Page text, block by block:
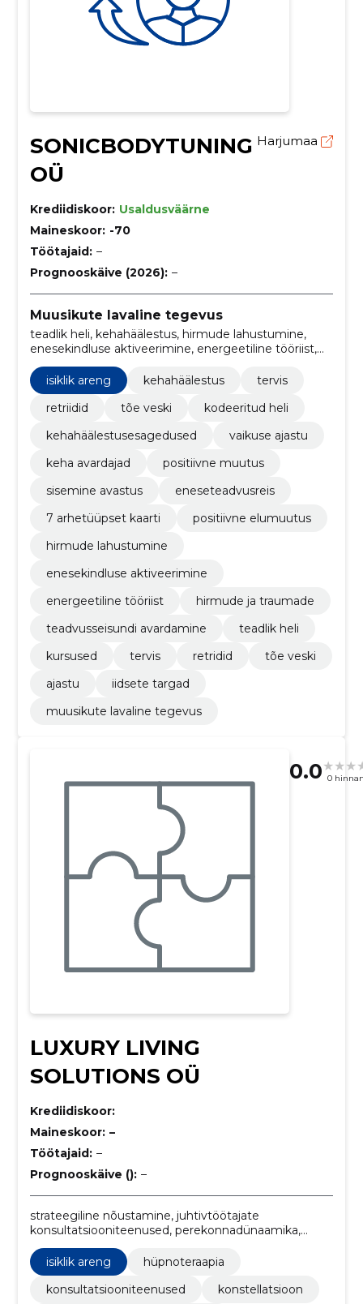
SONICBODYTUNING
OÜ
Harjumaa
Krediidiskoor: Usaldusväärne
Maineskoor: -70
Töötajaid: –
Prognooskäive (2026): –
Muusikute lavaline tegevus
teadlik heli, kehahäälestus, hirmude lahustumine,
enesekindluse aktiveerimine, energeetiline tööriist,
hirmude ja traumade, teadvusseisundi avardamine,
tÕe veski, iidsete targad, ajastu
isiklik areng kehahäälestus
tervis
retriidid
tõe veski
kodeeritud heli
kehahäälestusesagedused
vaikuse ajastu
keha avardajad
positiivne muutus
sisemine avastus
eneseteadvusreis
7 arhetüüpset kaarti
positiivne elumuutus
hirmude lahustumine
enesekindluse aktiveerimine
energeetiline tööriist
hirmude ja traumade
teadvusseisundi avardamine
teadlik heli
kursused
tervis retridid
tõe veski
ajastu
iidsete targad
muusikute lavaline tegevus
0.0 0
LUXURY LIVING
SOLUTIONS OÜ
Krediidiskoor:
Maineskoor: –
Töötajaid: –
Prognooskäive (): –
strateegiline nõustamine, juhtivtöötajate
konsultatsiooniteenused, perekonnadünaamika,
lahenduste leidmine, suhte taipamised, isiklikud
konstellatsioonid, rännakud, isiklik areng, karjääri
planeerimine, strateegia
isiklik areng
hüpnoteraapia
konsultatsiooniteenused
konstellatsioon